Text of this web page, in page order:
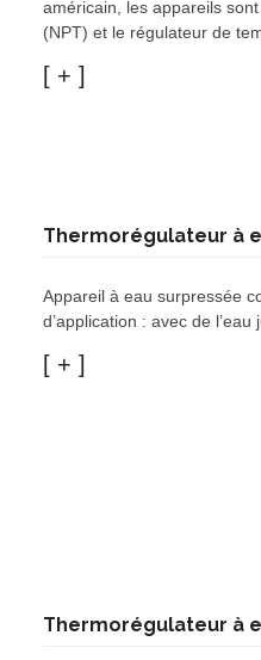
américain, les appareils
(NPT) et le régulateur de
Thermorégulateur à
Appareil à eau surpressée
d’application : avec de
Thermorégulateur à